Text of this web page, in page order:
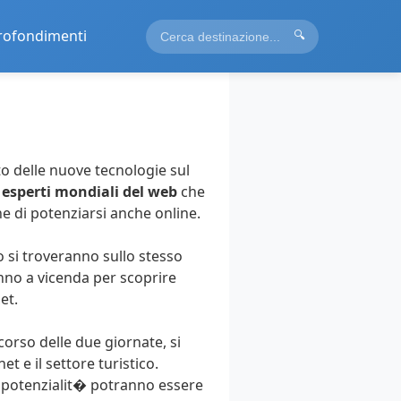
🔍
delle nuove tecnologie sul
mondiali del web che
di potenziarsi anche online.
troveranno sullo stesso
a vicenda per scoprire
delle due giornate, si
e il settore turistico.
potenzialit� potranno essere